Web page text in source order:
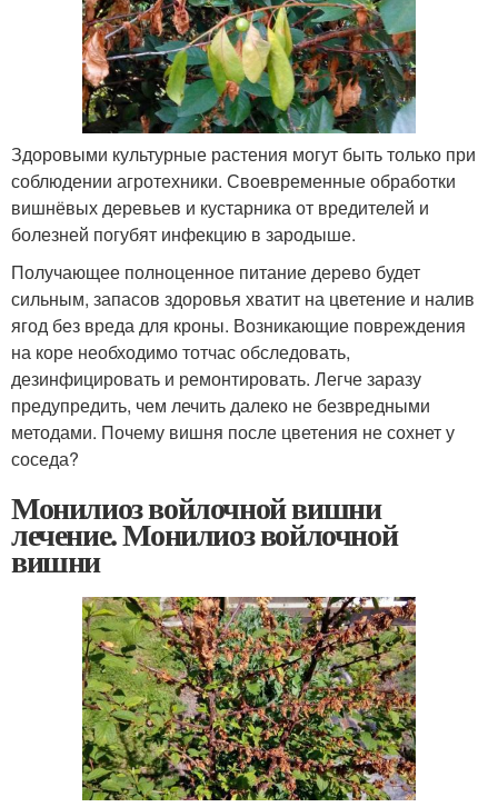
Здоровыми культурные растения могут быть только при
соблюдении агротехники. Своевременные обработки
вишнёвых деревьев и кустарника от вредителей и
болезней погубят инфекцию в зародыше.
Получающее полноценное питание дерево будет
сильным, запасов здоровья хватит на цветение и налив
ягод без вреда для кроны. Возникающие повреждения
на коре необходимо тотчас обследовать,
дезинфицировать и ремонтировать. Легче заразу
предупредить, чем лечить далеко не безвредными
методами. Почему вишня после цветения не сохнет у
соседа?
Монилиоз войлочной вишни
лечение. Монилиоз войлочной
вишни